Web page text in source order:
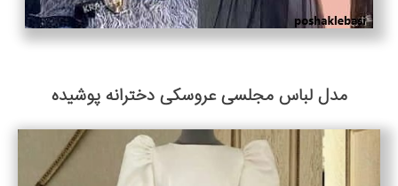
مدل لباس مجلسی عروسکی دخترانه پوشیده